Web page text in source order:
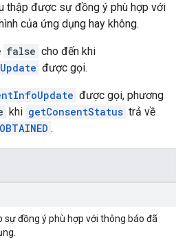
thập được sự đồng ý phù hợp với
của ứng dụng hay không.
false cho đến khi
được gọi.
được gọi, phương
khi getConsentStatus trả về
OBTAINED .
sự đồng ý phù hợp với thông báo đã